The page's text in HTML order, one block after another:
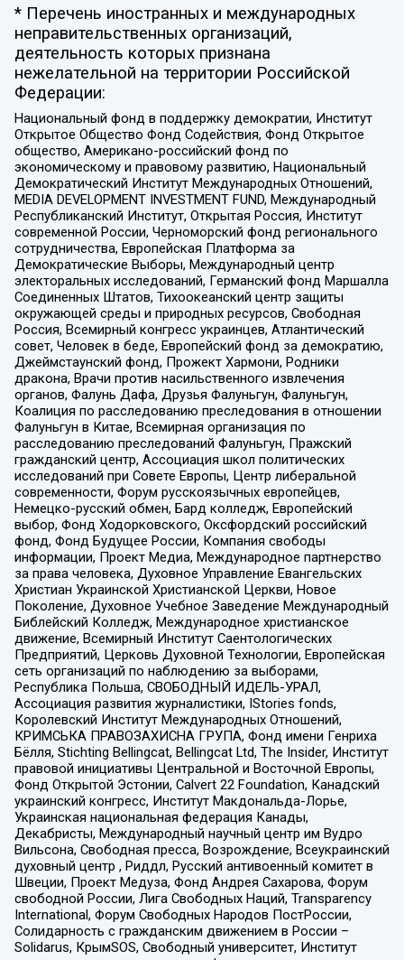
* Перечень иностранных и международных
неправительственных организаций,
деятельность которых признана
нежелательной на территории Российской
Федерации:
Национальный фонд в поддержку демократии, Институт
Открытое Общество Фонд Содействия, Фонд Открытое
общество, Американо-российский фонд по
экономическому и правовому развитию, Национальный
Демократический Институт Международных Отношений,
MEDIA DEVELOPMENT INVESTMENT FUND, Международный
Республиканский Институт, Открытая Россия, Институт
современной России, Черноморский фонд регионального
сотрудничества, Европейская Платформа за
Демократические Выборы, Международный центр
электоральных исследований, Германский фонд Маршалла
Соединенных Штатов, Тихоокеанский центр защиты
окружающей среды и природных ресурсов, Свободная
Россия, Всемирный конгресс украинцев, Атлантический
совет, Человек в беде, Европейский фонд за демократию,
Джеймстаунский фонд, Прожект Хармони, Родники
дракона, Врачи против насильственного извлечения
органов, Фалунь Дафа, Друзья Фалуньгун, Фалуньгун,
Коалиция по расследованию преследования в отношении
Фалуньгун в Китае, Всемирная организация по
расследованию преследований Фалуньгун, Пражский
гражданский центр, Ассоциация школ политических
исследований при Совете Европы, Центр либеральной
современности, Форум русскоязычных европейцев,
Немецко-русский обмен, Бард колледж, Европейский
выбор, Фонд Ходорковского, Оксфордский российский
фонд, Фонд Будущее России, Компания свободы
информации, Проект Медиа, Международное партнерство
за права человека, Духовное Управление Евангельских
Христиан Украинской Христианской Церкви, Новое
Поколение, Духовное Учебное Заведение Международный
Библейский Колледж, Международное христианское
движение, Всемирный Институт Саентологических
Предприятий, Церковь Духовной Технологии, Европейская
сеть организаций по наблюдению за выборами,
Республика Польша, СВОБОДНЫЙ ИДЕЛЬ-УРАЛ,
Ассоциация развития журналистики, IStories fonds,
Королевский Институт Международных Отношений,
КРИМСЬКА ПРАВОЗАХИСНА ГРУПА, Фонд имени Генриха
Бёлля, Stichting Bellingcat, Bellingcat Ltd, The Insider, Институт
правовой инициативы Центральной и Восточной Европы,
Фонд Открытой Эстонии, Calvert 22 Foundation, Канадский
украинский конгресс, Институт Макдональда-Лорье,
Украинская национальная федерация Канады,
Декабристы, Международный научный центр им Вудро
Вильсона, Свободная пресса, Возрождение, Всеукраинский
духовный центр , Риддл, Русский антивоенный комитет в
Швеции, Проект Медуза, Фонд Андрея Сахарова, Форум
свободной России, Лига Свободных Наций, Transparеncy
International, Форум Свободных Народов ПостРоссии,
Солидарность с гражданским движением в России –
Solidarus, КрымSOS, Свободный университет, Институт